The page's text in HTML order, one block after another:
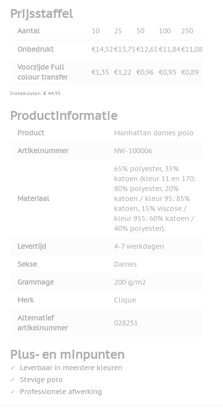
Prijsstaffel
Aantal 10 25 50 100 250
Onbedrukt €14,52€13,75€12,61€11,84€11,08
Voorzijde Full
colour transfer
€1,35 €1,22 €0,96 €0,93 €0,89
Instelkosten: € 44,95
Productinformatie
Product
Manhattan dames polo
Artikelnummer
NW-100006
Materiaal
65% polyester, 35%
katoen (kleur 11 en 170:
80% polyester, 20%
katoen / kleur 95: 85%
katoen, 15% viscose /
kleur 955: 60% katoen /
40% polyester).
Levertijd
4-7 werkdagen
Sekse
Dames
Grammage
200 g/m2
Merk
Clique
Alternatief
artikelnummer
028251
Plus- en minpunten
Leverbaar in meerdere kleuren
Stevige polo
Professionele afwerking